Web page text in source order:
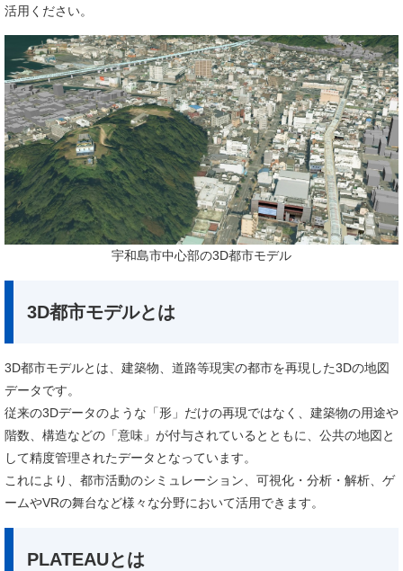
活用ください。
​宇和島市中心部の3D都市モデル
3D都市モデルとは
3D都市モデルとは、建築物、道路等現実の都市を再現した3Dの地図
データです。
従来の3Dデータのような「形」だけの再現ではなく、建築物の用途や
階数、構造などの「意味」が付与されているとともに、公共の地図と
して精度管理されたデータとなっています。
これにより、都市活動のシミュレーション、可視化・分析・解析、ゲ
ームやVRの舞台など様々な分野において活用できます。
PLATEAUとは